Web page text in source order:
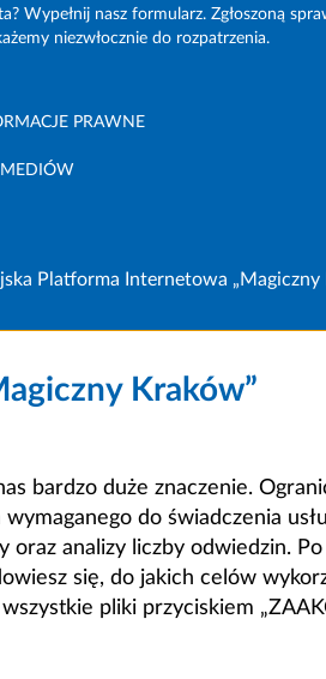
Wypełnij nasz formularz. Zgłoszoną
niezwłocznie do rozpatrzenia.
PRAWNE
Platforma Internetowa „Magiczny
Kraków”
bardzo duże znaczenie.
do świadczenia
oraz analizy liczby odwiedzin.
się, do jakich celów
pliki przyciskiem